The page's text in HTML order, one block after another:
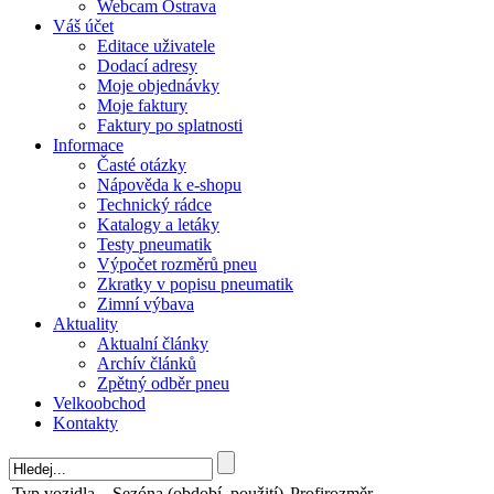
Webcam Ostrava
Váš účet
Editace uživatele
Dodací adresy
Moje objednávky
Moje faktury
Faktury po splatnosti
Informace
Časté otázky
Nápověda k e-shopu
Technický rádce
Katalogy a letáky
Testy pneumatik
Výpočet rozměrů pneu
Zkratky v popisu pneumatik
Zimní výbava
Aktuality
Aktualní články
Archív článků
Zpětný odběr pneu
Velkoobchod
Kontakty